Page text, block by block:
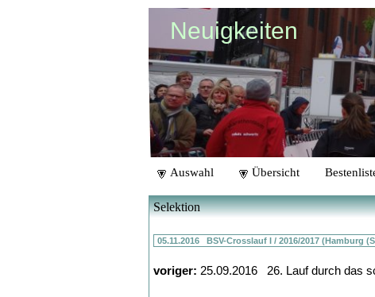
Neuigkeiten
Auswahl Übersicht
Selektion
voriger: 25.09.2016 26. Lauf durch das